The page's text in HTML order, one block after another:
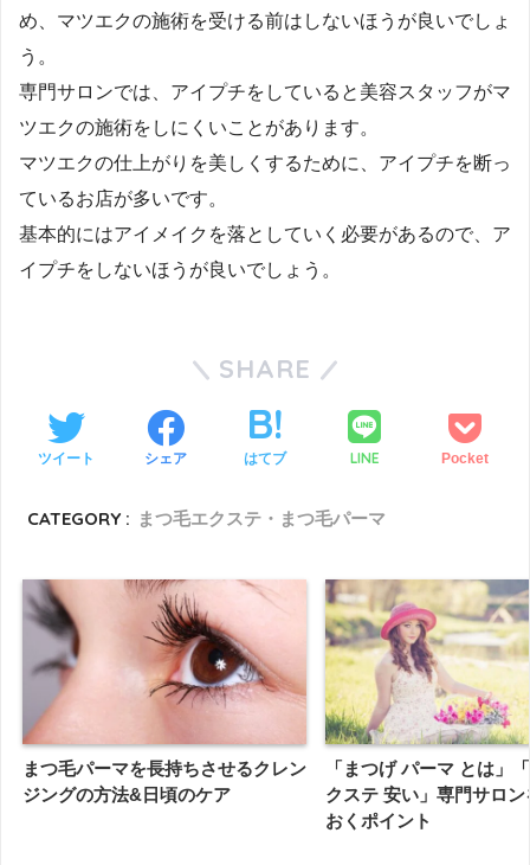
め、マツエクの施術を受ける前はしないほうが良いでしょ
う。
専門サロンでは、アイプチをしていると美容スタッフがマ
ツエクの施術をしにくいことがあります。
マツエクの仕上がりを美しくするために、アイプチを断っ
ているお店が多いです。
基本的にはアイメイクを落としていく必要があるので、ア
イプチをしないほうが良いでしょう。
SHARE
ツイート シェア はてブ LINE Pocket
CATEGORY : まつ毛エクステ・まつ毛パーマ
まつ毛パーマを長持ちさせるクレン
ジングの方法&日頃のケア
「まつげ パーマ とは」
クステ 安い」専門サロ
おくポイント